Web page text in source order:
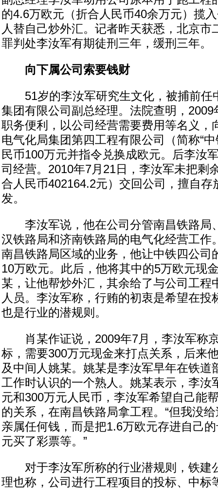
的4.6万欧元（折合人民币40余万元）揽
人替自己炒外汇。记者昨天获悉，北京市
罪判处李汝军有期徒刑三年，缓刑三年。
向下属公司索要钱财
51岁的李汝军研究生文化，被捕前任
集团有限公司副总经理。法院查明，
职务便利，以公司经营需要费用等名义，
电气化局集团第四工程有限公司（简称“
民币100万元并指令兑换成欧元。后李汝
司经营。2010年7月21日，李汝军未把剩
合人民币402164.2元）交回公司，擅自存
发。
李汝军说，他在公司分管南昌铁路局
汉铁路局和济南铁路局的电气化经营工作
南昌铁路局区域的业务，他让中铁四公司
10万欧元。此后，他将其中的5万欧元现
某，让他帮炒外汇，其余给了与公司工程
人员。李汝军称，行贿的初衷是希望在投
也是行业的潜规则。
肖某作证说，2009年7月，李汝军称
标，需要300万元现金来打点关系，后来
及中间人姚某。姚某是李汝军早年在铁道
工作时认识的一个熟人。姚某表示，李汝
元和300万元人民币，李汝军希望自己能
的关系，在南昌铁路局拿工程。“但我没
亲属任何钱，而是把1.6万欧元存进自己
元买了彩票等。”
对于李汝军所称的行业潜规则，铁建
理也称，公司进行工程项目的投标、中标